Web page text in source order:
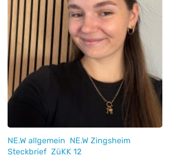
NE.W allgemein NE.W Zingsheim
Steckbrief ZüKK 12